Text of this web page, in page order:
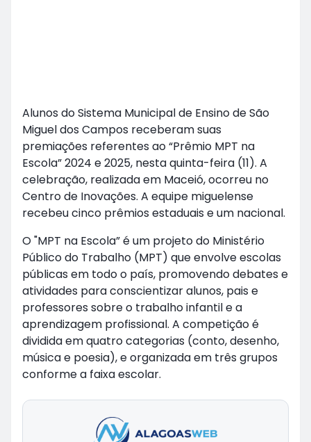
Alunos do Sistema Municipal de Ensino de São
Miguel dos Campos receberam suas
premiações referentes ao “Prêmio MPT na
Escola” 2024 e 2025, nesta quinta-feira (11). A
celebração, realizada em Maceió, ocorreu no
Centro de Inovações. A equipe miguelense
recebeu cinco prêmios estaduais e um nacional.
O "MPT na Escola” é um projeto do Ministério
Público do Trabalho (MPT) que envolve escolas
públicas em todo o país, promovendo debates e
atividades para conscientizar alunos, pais e
professores sobre o trabalho infantil e a
aprendizagem profissional. A competição é
dividida em quatro categorias (conto, desenho,
música e poesia), e organizada em três grupos
conforme a faixa escolar.